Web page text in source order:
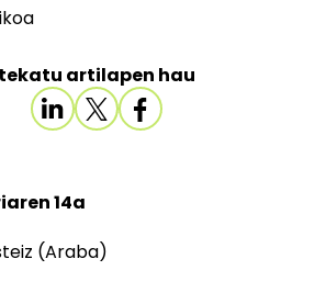
artilapen hau
14a
(Araba)